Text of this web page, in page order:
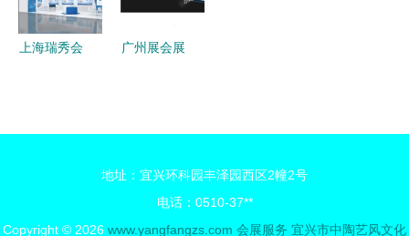
型与机遇
客户心？
上海瑞秀会
广州展会展
品企业闪耀
展会
地址：宜兴环科园丰泽园西区2幢2号
电话：0510-37**
Copyright © 2026 www.yangfangzs.com 会展服务 宜兴市中陶艺风文化